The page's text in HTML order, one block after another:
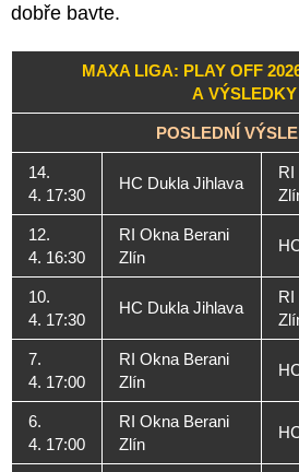
dobře bavte.
MAXA LIGA: PLAY OFF
A VÝSLEDKY
POSLEDNÍ
14.
4. 17:30
HC Dukla Jihlava
RI
12.
4. 16:30
RI Okna Berani
Zlín
10.
4. 17:30
HC Dukla Jihlava
RI
7.
4. 17:00
RI Okna Berani
Zlín
6.
4. 17:00
RI Okna Berani
Zlín